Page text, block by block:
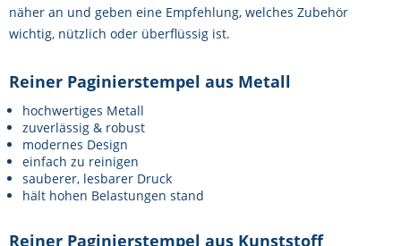
näher an und geben eine Empfehlung, welches Zubehör
wichtig, nützlich oder überflüssig ist.
Reiner Paginierstempel aus Metall
hochwertiges Metall
zuverlässig & robust
modernes Design
einfach zu reinigen
sauberer, lesbarer Druck
hält hohen Belastungen stand
Reiner Paginierstempel aus Kunststoff